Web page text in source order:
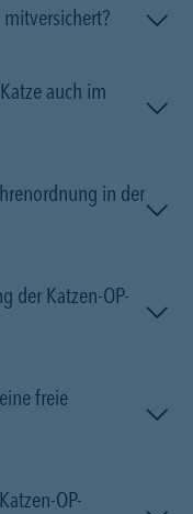
auch im
in der
der Katzen-OP-
freie
OP-